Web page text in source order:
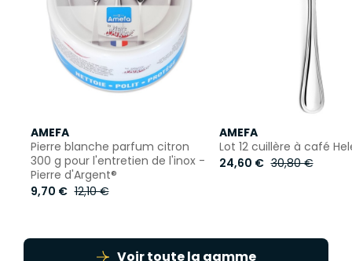
AMEFA
Pierre blanche parfum citron
300 g pour l'entretien de l'inox -
Pierre d'Argent®
9,70 € 12,10 €
AMEFA
Lot 12 cuillère à café
24,60 € 30,80 €
Voir toute la gamme